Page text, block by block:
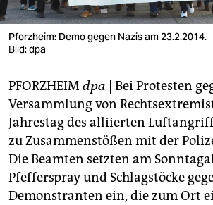
verlag
veranstaltungen
shop
fragen & hilfe
unterstützen
abo
genossenschaft
Pforzheim: Demo gegen Nazis am 23.2.2014.
Bild: dpa
PFORZHEIMdpa | Bei Protesten
Versammlung von
Jahrestag des alliierten
zu Zusammenstößen mit der
Die Beamten setzten am
Pfefferspray und Schlagstöcke
Demonstranten ein, die zum Ort